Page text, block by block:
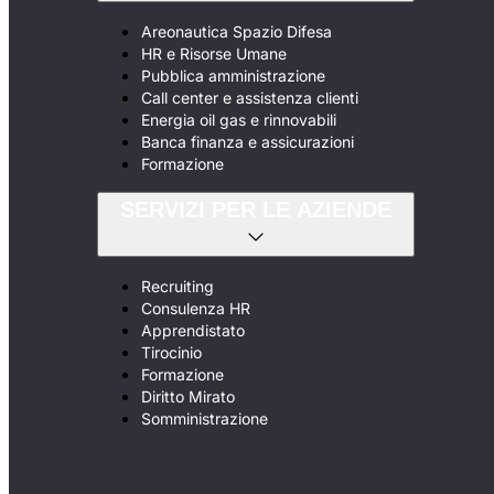
Areonautica Spazio Difesa
HR e Risorse Umane
Pubblica amministrazione
Call center e assistenza clienti
Energia oil gas e rinnovabili
Banca finanza e assicurazioni
Formazione
Recruiting
Consulenza HR
Apprendistato
Tirocinio
Formazione
Diritto Mirato
Somministrazione